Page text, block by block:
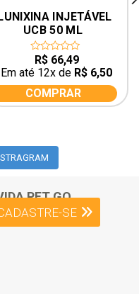
INJETÁVEL
UCB 50 ML
out
of
5
R$66,49
Em até 12x de R$ 6,50
COMPRAR
PET GO
SE